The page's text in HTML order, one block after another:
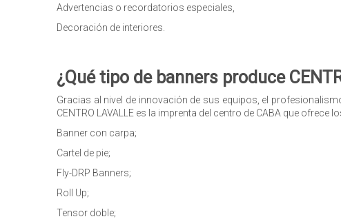
Advertencias o recordatorios especiales,
Decoración de interiores.
¿Qué tipo de banners produce
Gracias al nivel de innovación de sus equipos, el
CENTRO LAVALLE es la imprenta del centro de CABA que ofrece
Banner con carpa;
Cartel de pie;
Fly-DRP Banners;
Roll Up;
Tensor doble;